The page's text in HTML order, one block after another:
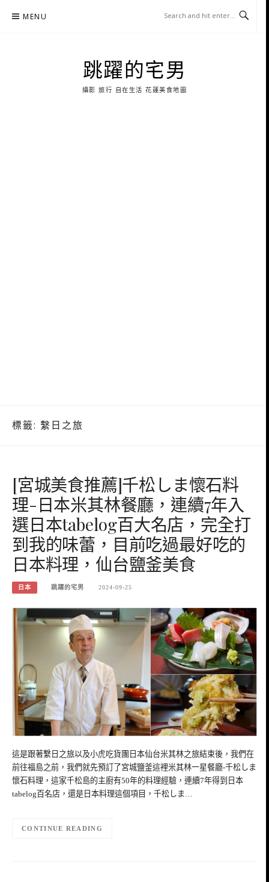
MENU
跳躍的宅男
攝影 旅行 自在生活 花蓮美食地圖
標籤: 繫日之旅
[宮城美食推薦]千松しま懷石料
理-日本米其林餐廳，連續7年入
選日本tabelog百大名店，完全打
到我的味蕾，目前吃過最好吃的
日本料理，仙台鹽釜美食
日本 跳躍的宅男 2024-09-25
這是跟著繫日之旅以及小虎吃貨團日本仙台米其林之旅結束後，我們在
前往福島之前，我們就先預訂了宮城鹽釜這裡米其林一星餐廳-千松しま
懷石料理，這家千松島的主廚有50年的料理經驗，連續7年得到日本
tabelog百名店，還是日本料理這個項目，千松しま…
CONTINUE READING